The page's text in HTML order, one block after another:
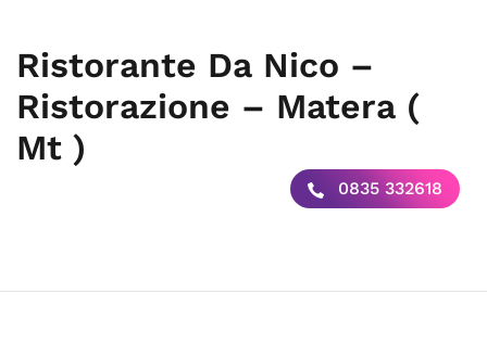
Ristorante Da Nico –
Ristorazione – Matera (
Mt )
0835 332618